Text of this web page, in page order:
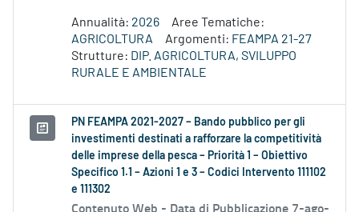
Annualità: 2026
Aree Tematiche:
AGRICOLTURA
Argomenti: FEAMPA 21-27
Strutture: DIP. AGRICOLTURA, SVILUPPO
RURALE E AMBIENTALE
PN FEAMPA 2021-2027 – Bando pubblico per gli
investimenti destinati a rafforzare la competitività
delle imprese della pesca – Priorità 1 – Obiettivo
Specifico 1.1 – Azioni 1 e 3 – Codici Intervento 111102
e 111302
Contenuto Web - Data di Pubblicazione 7-ago-